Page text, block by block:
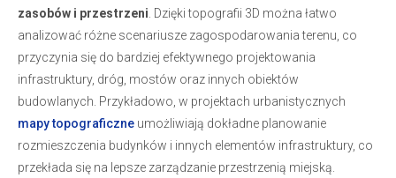
zasobów i przestrzeni . Dzięki topografii 3D można łatwo
analizować różne scenariusze zagospodarowania terenu, co
przyczynia się do bardziej efektywnego projektowania
infrastruktury, dróg, mostów oraz innych obiektów
budowlanych. Przykładowo, w projektach urbanistycznych
mapy topograficzne umożliwiają dokładne planowanie
rozmieszczenia budynków i innych elementów infrastruktury, co
przekłada się na lepsze zarządzanie przestrzenią miejską.